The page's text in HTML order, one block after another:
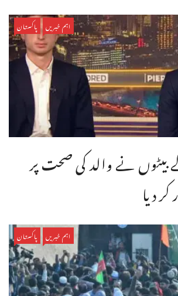
اہم خبریں پاکستان
نے والد کی صحت پر
دیا
اہم خبریں پاکستان